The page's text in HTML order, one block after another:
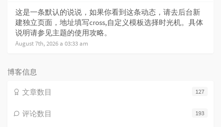
这是一条默认的说说，如果你看到这条动态，请去后台新
建独立页面，地址填写cross,自定义模板选择时光机。具体
说明请参见主题的使用攻略。
August 7th, 2026 a 03:33 am
博客信息
127
文章数目
193
评论数目